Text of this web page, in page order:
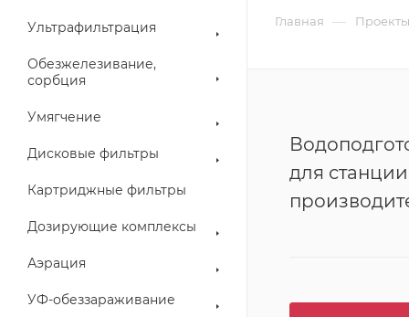
Ультрафильтрация
Обезжелезивание,
сорбция
Умягчение
Дисковые фильтры
Картриджные фильтры
Дозирующие комплексы
Аэрация
УФ-обеззараживание
Главная — Проекты
для